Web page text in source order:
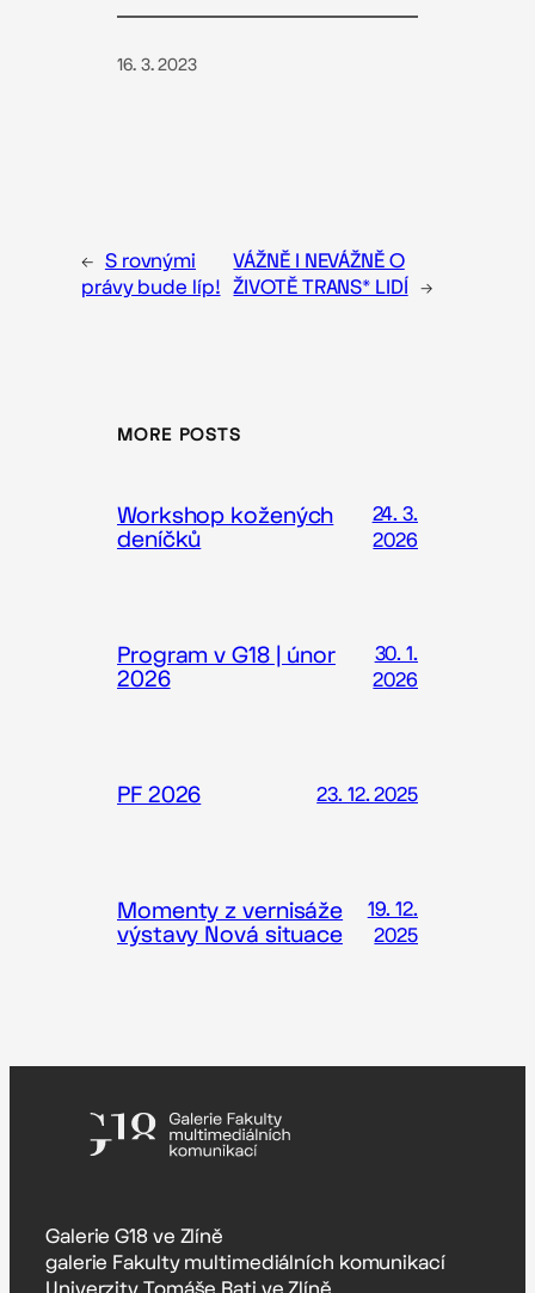
16. 3. 2023
← S rovnými
právy bude líp!
VÁŽNĚ I NEVÁŽNĚ O
ŽIVOTĚ TRANS* LIDÍ →
MORE POSTS
Workshop kožených
deníčků
24. 3.
2026
Program v G18 | únor
2026
30. 1.
2026
PF 2026 23. 12. 2025
Momenty z vernisáže
výstavy Nová situace
19. 12.
2025
Galerie G18 ve Zlíně
galerie Fakulty multimediálních komunikací